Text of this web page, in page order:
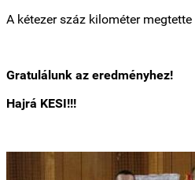
A kétezer száz kilométer
Gratulálunk az eredményhez!
Hajrá KESI!!!